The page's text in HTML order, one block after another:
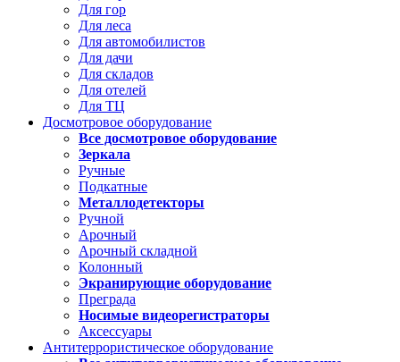
Для гор
Для леса
Для автомобилистов
Для дачи
Для складов
Для отелей
Для ТЦ
Досмотровое оборудование
Все досмотровое оборудование
Зеркала
Ручные
Подкатные
Металлодетекторы
Ручной
Арочный
Арочный складной
Колонный
Экранирующие оборудование
Преграда
Носимые видеорегистраторы
Аксессуары
Антитеррористическое оборудование